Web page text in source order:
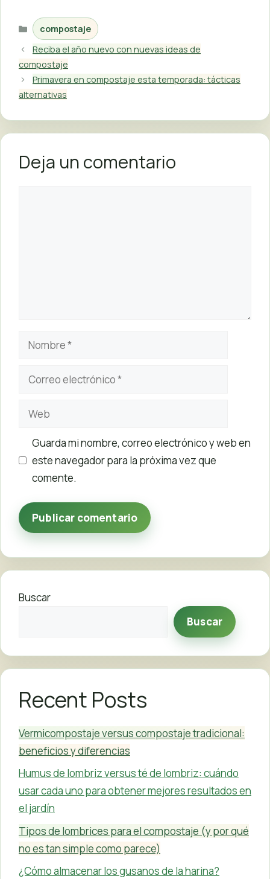
Categorías
compostaje
Reciba el año nuevo con nuevas ideas de
compostaje
Primavera en compostaje esta temporada: tácticas
alternativas
Deja un comentario
Nombre
Correo
Web
Guarda mi nombre, correo electrónico y web en
este navegador para la próxima vez que
comente.
Buscar
Buscar
Recent Posts
Vermicompostaje versus compostaje tradicional:
beneficios y diferencias
Humus de lombriz versus té de lombriz: cuándo
usar cada uno para obtener mejores resultados en
el jardín
Tipos de lombrices para el compostaje (y por qué
no es tan simple como parece)
¿Cómo almacenar los gusanos de la harina?